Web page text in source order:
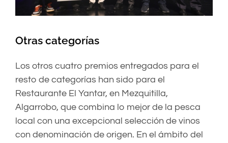
Otras categorías
Los otros cuatro premios entregados para el
resto de categorías han sido para el
Restaurante El Yantar, en Mezquitilla,
Algarrobo, que combina lo mejor de la pesca
local con una excepcional selección de vinos
con denominación de origen. En el ámbito del